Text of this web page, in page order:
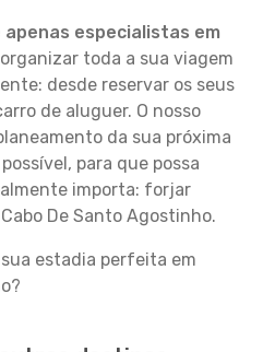
apenas especialistas em
toda a sua viagem
desde reservar os seus
de aluguer. O nosso
da sua próxima
para que possa
importa: forjar
De Santo Agostinho.
estadia perfeita em